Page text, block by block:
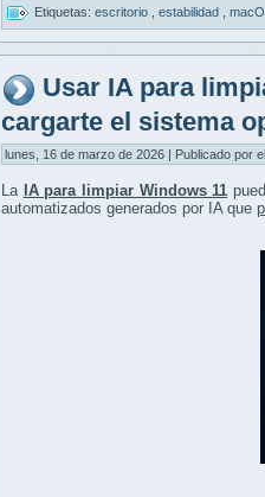
Etiquetas: escritorio estabilidad
Usar IA para
cargarte el sistema
lunes, 16 de marzo de 2026 | Publicado por
La IA para limpiar Windows 11
automatizados generados por IA que